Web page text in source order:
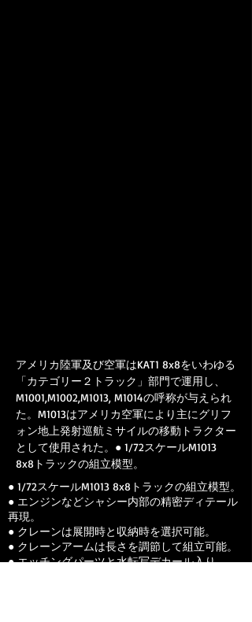
アメリカ陸軍及び空軍はKAT1 8x8をいわゆる
「カテゴリー２トラック」部門で運用し、
M1001,M1002,M1013, M1014の呼称が与えられ
た。M1013はアメリカ空軍により主にグリフ
ォン地上発射巡航ミサイルの移動トラクター
として使用された。● 1/72スケールM1013
8x8トラックの組立模型。
● 1/72スケールM1013 8x8トラックの組立模型。
● エンジンなどシャシー内部の精密ディテール
再現。
● クレーンは展開時と収納時を選択可能。
● クレーンアームは長さを調節して組立可能。
● エッチングパーツと水転写デカール入り。